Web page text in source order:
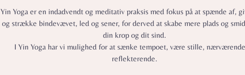
Yin Yoga er en indadvendt og meditativ praksis med fokus på at spænde af,
og strække bindevævet, led og sener, for derved at skabe mere plads og
din krop og dit sind.
I Yin Yoga har vi mulighed for at sænke tempoet, være stille,
reflekterende.